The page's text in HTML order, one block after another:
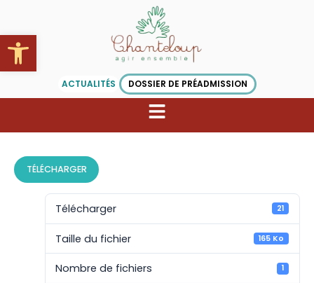
Ouvrir la barre d’outils
contenu
ACTUALITÉS DOSSIER DE PRÉADMISSION
TÉLÉCHARGER
Télécharger 21
Taille du fichier 165 Ko
Nombre de fichiers 1